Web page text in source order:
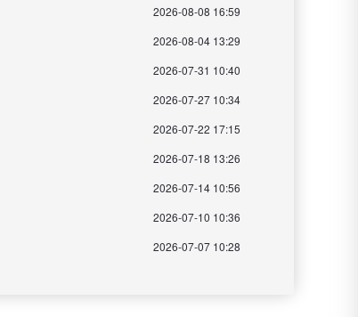
2026-08-08 16:59
2026-08-04 13:29
2026-07-31 10:40
2026-07-27 10:34
2026-07-22 17:15
2026-07-18 13:26
2026-07-14 10:56
2026-07-10 10:36
2026-07-07 10:28